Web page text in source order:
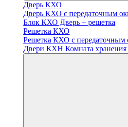
Дверь КХО
Дверь КХО с передаточным
Блок КХО Дверь + решетка
Решетка КХО
Решетка КХО с передаточным
Двери КХН Комната хранения